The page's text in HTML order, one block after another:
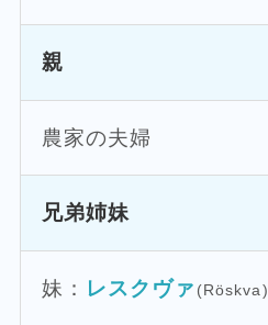
親
農家の夫婦
兄弟姉妹
妹： レスクヴァ (Röskva)